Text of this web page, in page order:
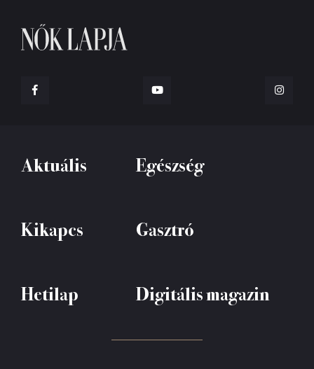
Aktuális Egészség
Kikapcs Gasztró
Hetilap Digitális magazin